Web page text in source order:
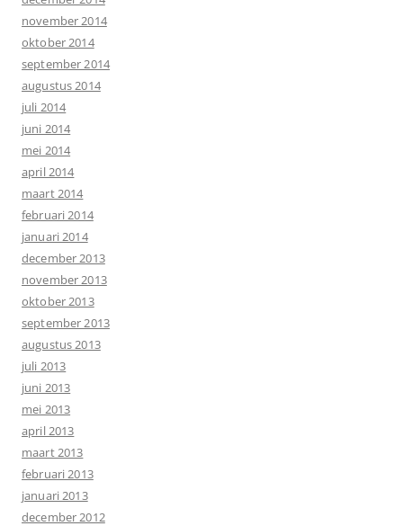
november 2014
oktober 2014
september 2014
augustus 2014
juli 2014
juni 2014
mei 2014
april 2014
maart 2014
februari 2014
januari 2014
december 2013
november 2013
oktober 2013
september 2013
augustus 2013
juli 2013
juni 2013
mei 2013
april 2013
maart 2013
februari 2013
januari 2013
december 2012